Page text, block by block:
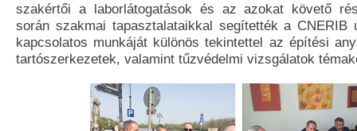
szakértői a laborlátogatások és az azokat követő
során szakmai tapasztalataikkal segítették a CNERIB
kapcsolatos munkáját különös tekintettel az építési
tartószerkezetek, valamint tűzvédelmi vizsgálatok